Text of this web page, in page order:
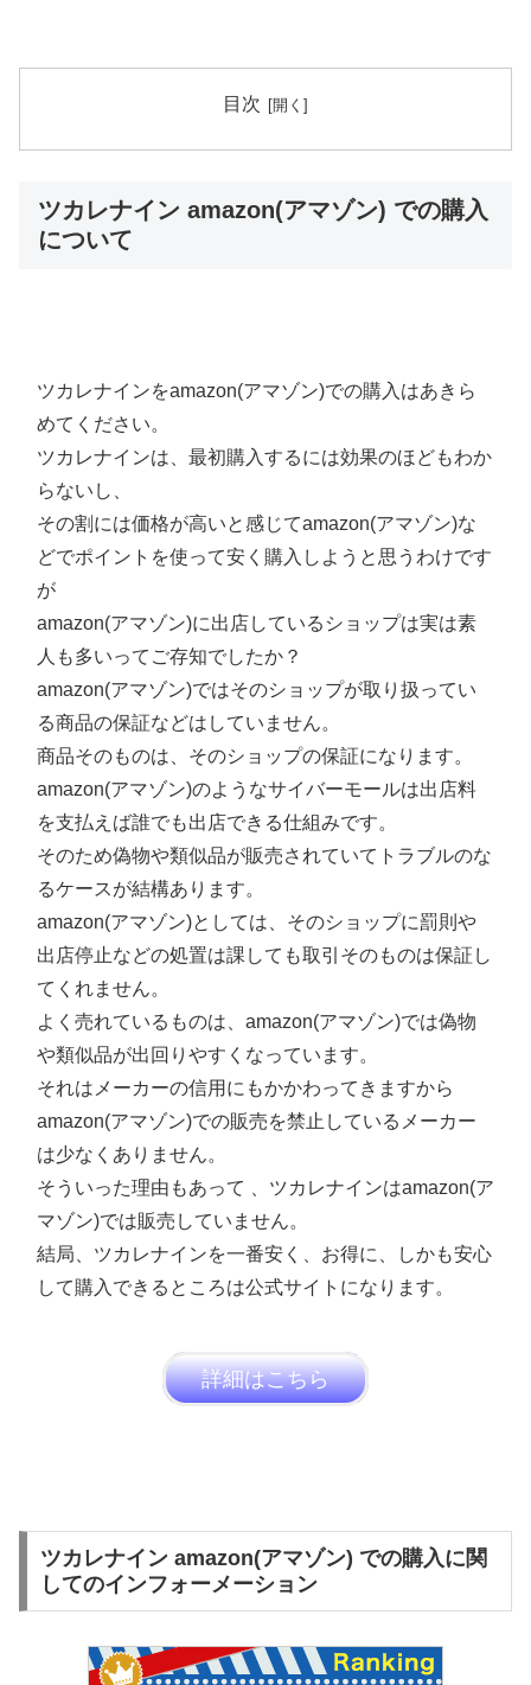
目次
ツカレナイン amazon(アマゾン) での購入
について
ツカレナインをamazon(アマゾン)での購入はあきら
めてください。
ツカレナインは、最初購入するには効果のほどもわか
らないし、
その割には価格が高いと感じてamazon(アマゾン)な
どでポイントを使って安く購入しようと思うわけです
が
amazon(アマゾン)に出店しているショップは実は素
人も多いってご存知でしたか？
amazon(アマゾン)ではそのショップが取り扱ってい
る商品の保証などはしていません。
商品そのものは、そのショップの保証になります。
amazon(アマゾン)のようなサイバーモールは出店料
を支払えば誰でも出店できる仕組みです。
そのため偽物や類似品が販売されていてトラブルのな
るケースが結構あります。
amazon(アマゾン)としては、そのショップに罰則や
出店停止などの処置は課しても取引そのものは保証し
てくれません。
よく売れているものは、amazon(アマゾン)では偽物
や類似品が出回りやすくなっています。
それはメーカーの信用にもかかわってきますから
amazon(アマゾン)での販売を禁止しているメーカー
は少なくありません。
そういった理由もあって 、ツカレナインはamazon(ア
マゾン)では販売していません。
結局、ツカレナインを一番安く、お得に、しかも安心
して購入できるところは公式サイトになります。
詳細はこちら
ツカレナイン amazon(アマゾン) での購入に関
してのインフォーメーション